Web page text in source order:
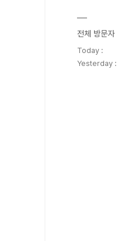
전체 방문자
Today :
Yesterday :